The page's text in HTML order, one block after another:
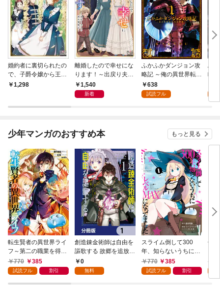
婚約者に裏切られたの
で、子爵令嬢から王妃
付き侍女にジョブチェ
付】
1,298
離婚したので幸せにな
ります！～出戻り夫人
の商売繁盛記～【電子
版限定書き下ろしSS
1,540
新着
ふかふかダンジョン攻
略記 ～俺の異世界転生
冒険譚～ 1巻
638
試読フル
ふ
略
巻
少年マンガのおすすめ本 もっと見る
転生賢者の異世界ライ
フ～第二の職業を得
て、世界最強になりま
した～ 1巻
770 385
試読フル 割引
創造錬金術師は自由を
謳歌する 故郷を追放さ
れたら、魔王のお膝元
で超絶効果のマジック
0
無料
スライム倒して300
年、知らないうちにレ
ベルMAXになってまし
た 1巻
770 385
試読フル 割引
信